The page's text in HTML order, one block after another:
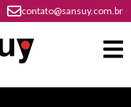
contato@sansuy.com.br